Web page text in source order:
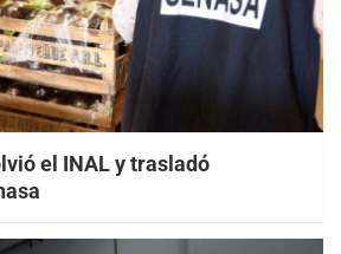
el INAL y trasladó